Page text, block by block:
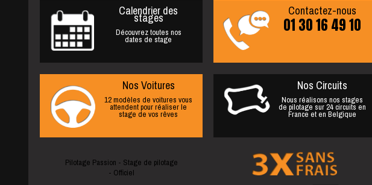
Calendrier des
stages
Découvrez toutes nos
dates de stage
Contactez-nous
01 30 16 49 10
Nos Voitures
12 modèles de voitures vous
attendent pour réaliser le
stage de vos rêves
Nos Circuits
Nous réalisons nos stages
de pilotage sur 24 circuits en
France et en Belgique
Pilotage Passion - Stage de pilotage
- Officiel